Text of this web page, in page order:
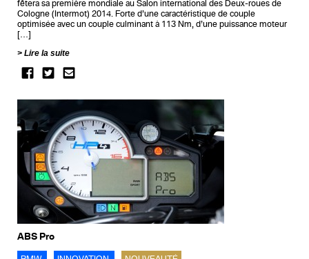
fêtera sa première mondiale au Salon international des Deux-roues de
Cologne (Intermot) 2014. Forte d’une caractéristique de couple
optimisée avec un couple culminant à 113 Nm, d’une puissance moteur
[…]
Lire la suite
ABS Pro